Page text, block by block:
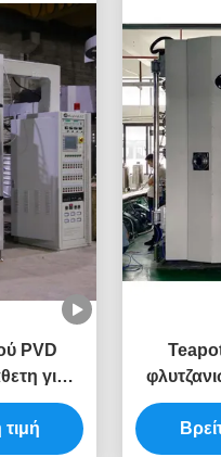
PVD
για
κενού